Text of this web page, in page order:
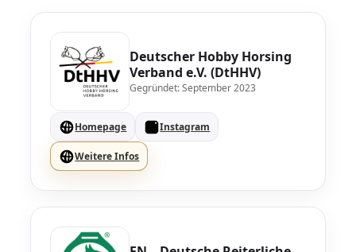
Deutscher Hobby Horsing
Verband e.V. (DtHHV)
Gegründet: September 2023
Homepage Instagram
Weitere Infos